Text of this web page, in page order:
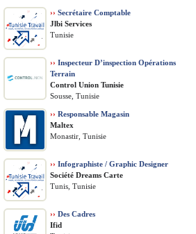
›› Secrétaire Comptable
Jlbi Services
Tunisie
›› Inspecteur D’inspection Opérations
Terrain
Control Union Tunisie
Sousse, Tunisie
›› Responsable Magasin
Maltex
Monastir, Tunisie
›› Infographiste / Graphic Designer
Société Dreams Carte
Tunis, Tunisie
›› Des Cadres
Ifid